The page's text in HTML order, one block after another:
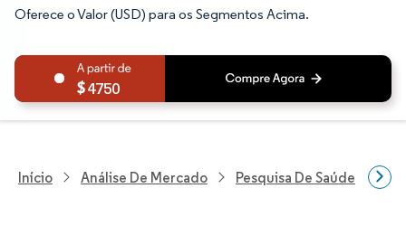
Oferece o Valor (USD) para os Segmentos Acima.
4750
Início Análise De Mercado Pesquisa De Saúde